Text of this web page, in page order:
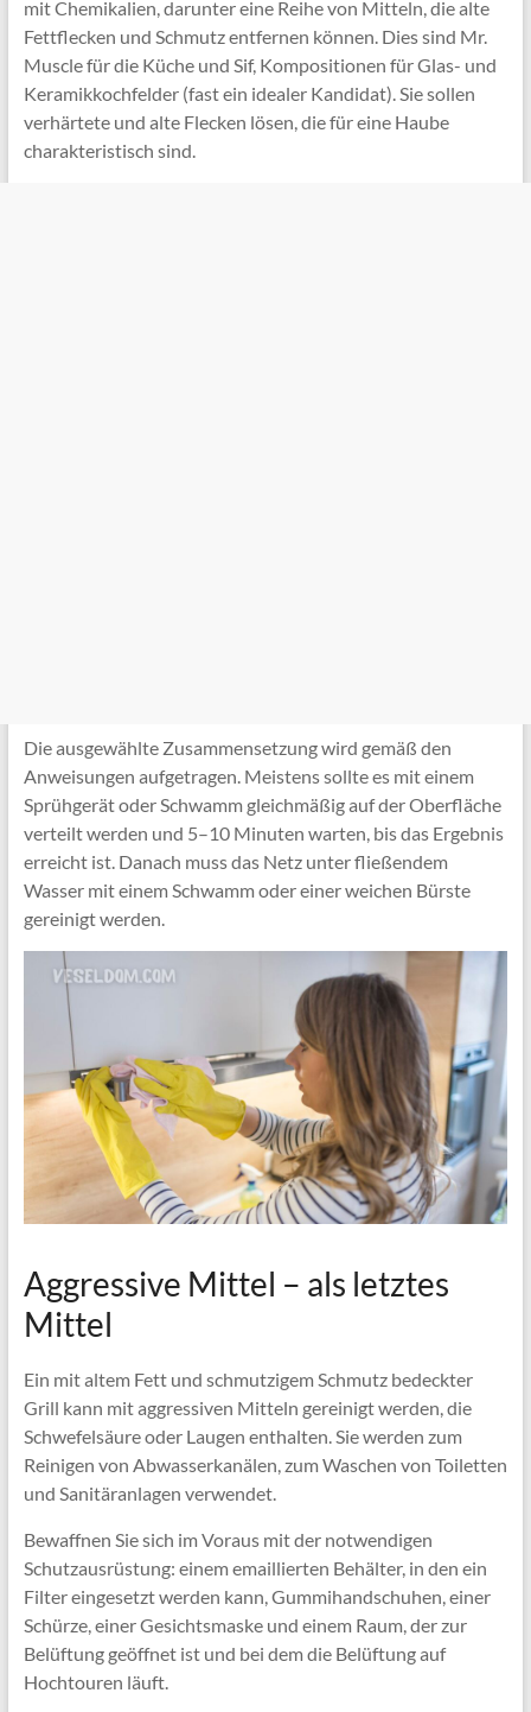
mit Chemikalien, darunter eine Reihe von Mitteln, die alte
Fettflecken und Schmutz entfernen können. Dies sind Mr.
Muscle für die Küche und Sif, Kompositionen für Glas- und
Keramikkochfelder (fast ein idealer Kandidat). Sie sollen
verhärtete und alte Flecken lösen, die für eine Haube
charakteristisch sind.
Die ausgewählte Zusammensetzung wird gemäß den
Anweisungen aufgetragen. Meistens sollte es mit einem
Sprühgerät oder Schwamm gleichmäßig auf der Oberfläche
verteilt werden und 5–10 Minuten warten, bis das Ergebnis
erreicht ist. Danach muss das Netz unter fließendem
Wasser mit einem Schwamm oder einer weichen Bürste
gereinigt werden.
Aggressive Mittel – als letztes
Mittel
Ein mit altem Fett und schmutzigem Schmutz bedeckter
Grill kann mit aggressiven Mitteln gereinigt werden, die
Schwefelsäure oder Laugen enthalten. Sie werden zum
Reinigen von Abwasserkanälen, zum Waschen von Toiletten
und Sanitäranlagen verwendet.
Bewaffnen Sie sich im Voraus mit der notwendigen
Schutzausrüstung: einem emaillierten Behälter, in den ein
Filter eingesetzt werden kann, Gummihandschuhen, einer
Schürze, einer Gesichtsmaske und einem Raum, der zur
Belüftung geöffnet ist und bei dem die Belüftung auf
Hochtouren läuft.